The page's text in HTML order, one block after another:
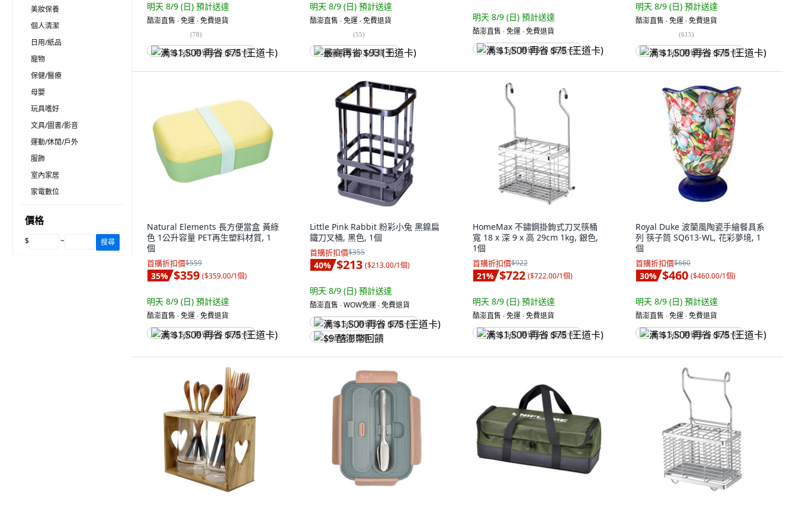
美妝保養
個人清潔
日用/紙品
寵物
保健/醫療
母嬰
玩具嗜好
文具/圖書/影音
運動/休閒/戶外
服飾
室內家居
家電數位
價格
$ ~ 搜尋
明天 8/9 (日) 預計送達
酷澎直售 ∙ 免運 ∙ 免費退貨
(78)
满 $1,500 再省 $75 (王道卡)
明天 8/9 (日) 預計送達
酷澎直售 ∙ 免運 ∙ 免費退貨
(55)
最高再省 $93 (王道卡)
明天 8/9 (日) 預計送達
酷澎直售 ∙ 免運 ∙ 免費退貨
满 $1,500 再省 $75 (王道卡)
明天 8/9 (日) 預計送達
酷澎直售 ∙ 免運 ∙ 免費退貨
(615)
满 $1,500 再省 $75 (王道卡)
Natural Elements 長方便當盒 黃綠
色 1公升容量 PET再生塑料材質, 1
個
首購折扣價$559
35% $359 ($359.00/1個)
明天 8/9 (日) 預計送達
酷澎直售 ∙ 免運 ∙ 免費退貨
满 $1,500 再省 $75 (王道卡)
Little Pink Rabbit 粉彩小兔 黑鎳扁
鐵刀叉桶, 黑色, 1個
首購折扣價$355
40% $213 ($213.00/1個)
明天 8/9 (日) 預計送達
酷澎直售 ∙ WOW免運 ∙ 免費退貨
满 $1,500 再省 $75 (王道卡)
$9 酷澎幣回饋
HomeMax 不鏽鋼掛鉤式刀叉筷桶
寬 18 x 深 9 x 高 29cm 1kg, 銀色,
1個
首購折扣價$922
21% $722 ($722.00/1個)
明天 8/9 (日) 預計送達
酷澎直售 ∙ 免運 ∙ 免費退貨
满 $1,500 再省 $75 (王道卡)
Royal Duke 波蘭風陶瓷手繪餐具系
列 筷子筒 SQ613-WL, 花彩夢境, 1
個
首購折扣價$660
30% $460 ($460.00/1個)
明天 8/9 (日) 預計送達
酷澎直售 ∙ 免運 ∙ 免費退貨
满 $1,500 再省 $75 (王道卡)